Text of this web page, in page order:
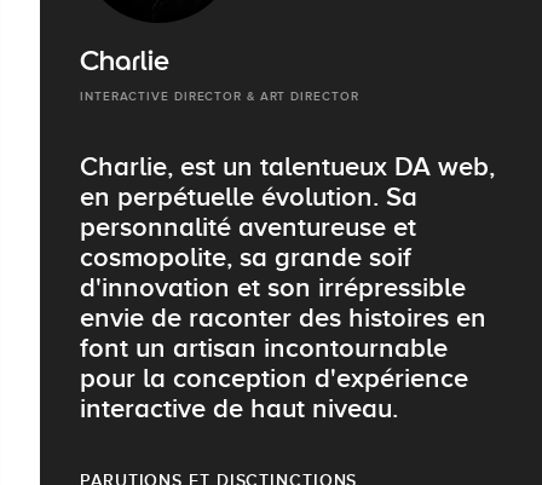
Charlie
INTERACTIVE DIRECTOR & ART DIRECTOR
Charlie, est un talentueux DA web,
en perpétuelle évolution. Sa
personnalité aventureuse et
cosmopolite, sa grande soif
d'innovation et son irrépressible
envie de raconter des histoires en
font un artisan incontournable
pour la conception d'expérience
interactive de haut niveau.
PARUTIONS ET DISCTINCTIONS